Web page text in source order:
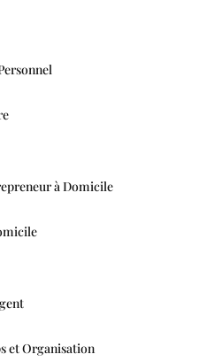
à Domicile
et Organisation